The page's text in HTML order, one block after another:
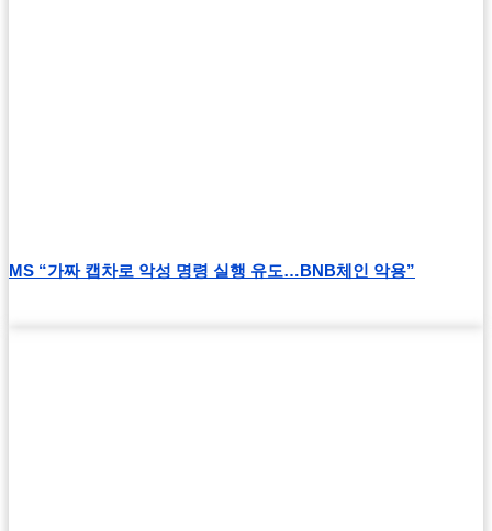
MS “가짜 캡차로 악성 명령 실행 유도…BNB체인 악용”